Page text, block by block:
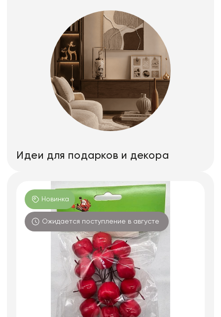
Идеи для подарков и декора
Новинка
Ожидается поступление в августе